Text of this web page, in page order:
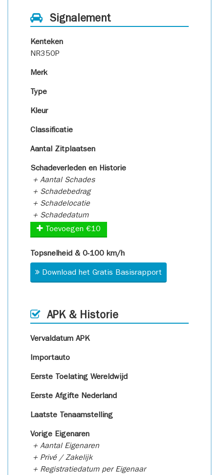
Signalement
Kenteken
NR350P
Merk
Type
Kleur
Classificatie
Aantal Zitplaatsen
Schadeverleden en Historie
+ Aantal Schades
+ Schadebedrag
+ Schadelocatie
+ Schadedatum
Toevoegen €10
Topsnelheid & 0-100 km/h
Download het Gratis Basisrapport
APK & Historie
Vervaldatum APK
Importauto
Eerste Toelating Wereldwijd
Eerste Afgifte Nederland
Laatste Tenaamstelling
Vorige Eigenaren
+ Aantal Eigenaren
+ Privé / Zakelijk
+ Registratiedatum per Eigenaar